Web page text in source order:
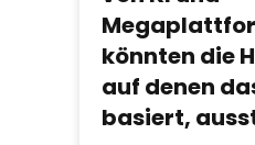
könnten die
auf denen
basiert,